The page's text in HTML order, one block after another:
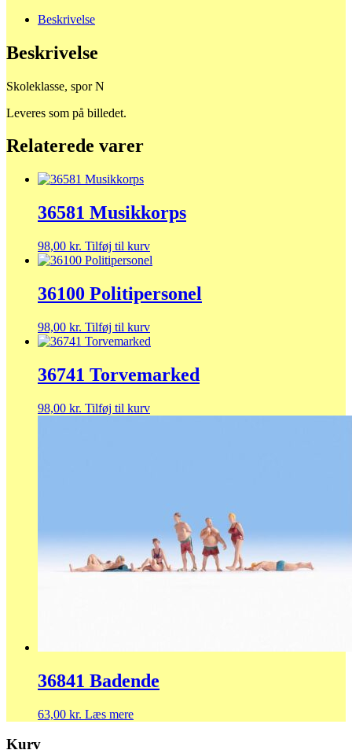
Beskrivelse
Beskrivelse
Skoleklasse, spor N
Leveres som på billedet.
Relaterede varer
36581 Musikkorps
98,00 kr. Tilføj til kurv
36100 Politipersonel
98,00 kr. Tilføj til kurv
36741 Torvemarked
98,00 kr. Tilføj til kurv
36841 Badende
63,00 kr. Læs mere
Kurv